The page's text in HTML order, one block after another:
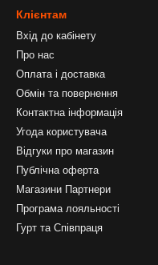
прикормки
пелетсу
фракції пелетсу, кожна
мм)
Клієнтам
Вхід до кабінету
Про нас
Оплата і доставка
Обмін та повернення
Контактна інформація
Угода користувача
Відгуки про магазин
Публічна оферта
Магазини Партнери
Програма лояльності
Гурт та Співпраця